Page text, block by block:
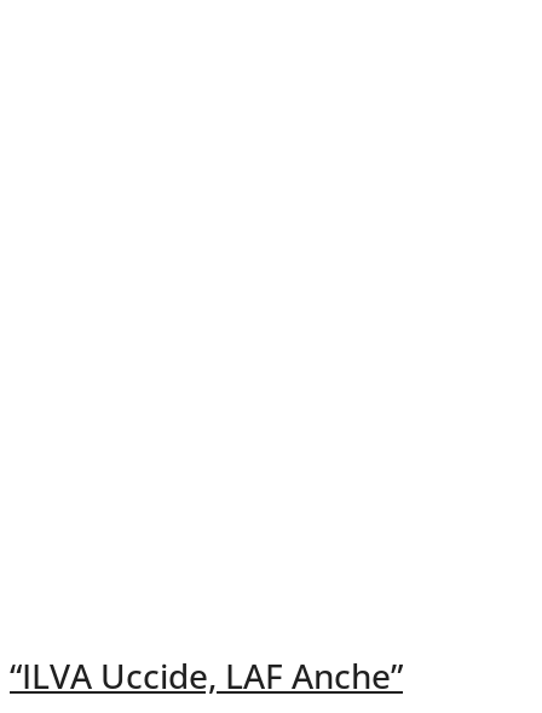
“ILVA Uccide, LAF Anche”